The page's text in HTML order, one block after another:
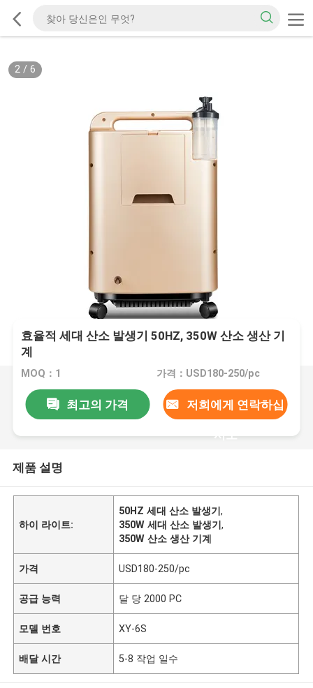
2/ 6
효율적 세대 산소 발생기 50HZ, 350W 산소 생산 기
계
MOQ：1 가격：USD180-250/pc
최고의 가격 저희에게 연락하십
시오
제품 설명
하이 라이트:
50HZ 세대 산소 발생기,
350W 세대 산소 발생기,
350W 산소 생산 기계
가격 USD180-250/pc
공급 능력 달 당 2000 PC
모델 번호 XY-6S
배달 시간 5-8 작업 일수